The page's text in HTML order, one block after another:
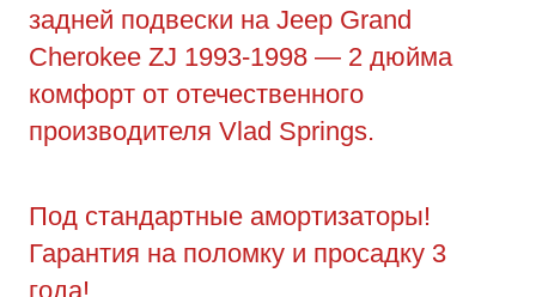
задней подвески на Jeep Grand
Cherokee ZJ 1993-1998 — 2 дюйма
комфорт от отечественного
производителя Vlad Springs.
Под стандартные амортизаторы!
Гарантия на поломку и просадку 3
года!